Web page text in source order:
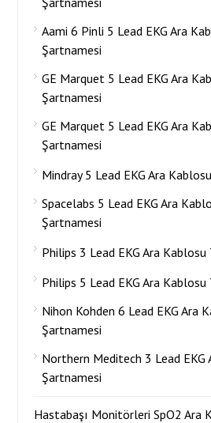
Aami 6 Pinli 5 Lead EKG Ara
Şartnamesi
GE Marquet 5 Lead EKG Ara
Şartnamesi
GE Marquet 5 Lead EKG Ara
Şartnamesi
Mindray 5 Lead EKG Ara
Spacelabs 5 Lead EKG Ara
Şartnamesi
Philips 3 Lead EKG Ara
Philips 5 Lead EKG Ara
Nihon Kohden 6 Lead EKG Ara
Şartnamesi
Northern Meditech 3 Lead EKG
Şartnamesi
Hastabaşı Monitörleri SpO2 Ara